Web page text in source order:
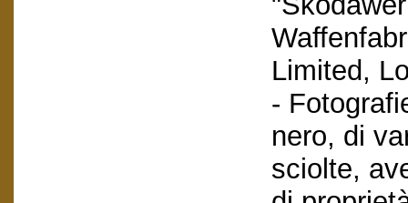
Limited,
-
nero, di
sciolte,